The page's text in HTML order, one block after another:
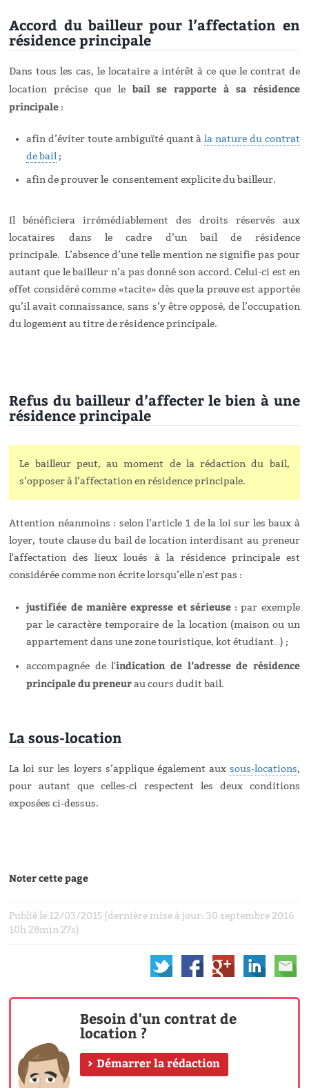
Accord du bailleur pour l’affectation en
résidence principale
Dans tous les cas, le locataire a intérêt à ce que le contrat de
location précise que le bail se rapporte à sa résidence
principale :
afin d’éviter toute ambiguïté quant àla nature du contrat
de bail;
afin de prouver le consentement explicite du bailleur.
Il bénéficiera irrémédiablement des droits réservés aux
locataires dans le cadre d’un bail de résidence
principale.L’absence d’une telle mention ne signifie pas pour
autant que le bailleur n’a pas donné son accord. Celui-ci est en
effet considéré comme «tacite» dès que la preuve est apportée
qu’il avait connaissance, sans s’y être opposé, de l’occupation
du logement au titre de résidence principale.
Refus du bailleur d’affecter le bien à une
résidence principale
Le bailleur peut, au moment de la rédaction du bail,
s’opposer à l’affectation en résidence principale.
Attention néanmoins : selon l’article 1 de la loi sur les baux à
loyer, toute clause du bail de location interdisant au preneur
l'affectation des lieux loués à la résidence principale est
considérée comme non écrite lorsqu’elle n'est pas :
justifiée de manière expresse et sérieuse: par exemple
par le caractère temporaire de la location (maison ou un
appartement dans une zone touristique, kot étudiant…) ;
accompagnée de l'indication de l’adresse de résidence
principale du preneurau cours dudit bail.
La sous-location
La loi sur les loyers s’applique également aux sous-locations,
pour autant que celles-ci respectent les deux conditions
exposées ci-dessus.
Noter cette page
Publié le 12/03/2015 (dernière mise à jour: 30 septembre 2016
10h 28min 27s)
Besoin d'un contrat de
location ?
Démarrer la rédaction